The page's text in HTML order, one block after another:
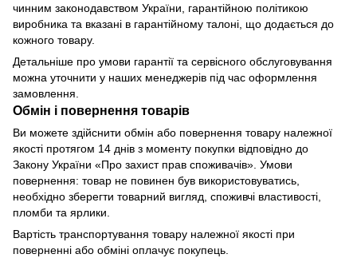
чинним законодавством України, гарантійною політикою
виробника та вказані в гарантійному талоні, що додається до
кожного товару.
Детальніше про умови гарантії та сервісного обслуговування
можна уточнити у наших менеджерів під час оформлення
замовлення.
Обмін і повернення товарів
Ви можете здійснити обмін або повернення товару належної
якості протягом 14 днів з моменту покупки відповідно до
Закону України «Про захист прав споживачів». Умови
повернення: товар не повинен був використовуватись,
необхідно зберегти товарний вигляд, споживчі властивості,
пломби та ярлики.
Вартість транспортування товару належної якості при
поверненні або обміні оплачує покупець.